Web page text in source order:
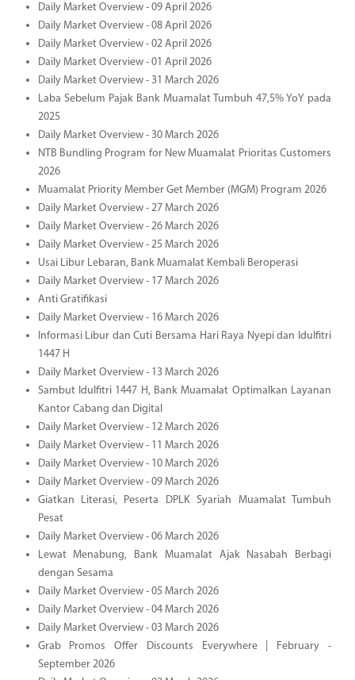
Daily Market Overview - 09 April 2026
Daily Market Overview - 08 April 2026
Daily Market Overview - 02 April 2026
Daily Market Overview - 01 April 2026
Daily Market Overview - 31 March 2026
Laba Sebelum Pajak Bank Muamalat Tumbuh 47,5% YoY pada
2025
Daily Market Overview - 30 March 2026
NTB Bundling Program for New Muamalat Prioritas Customers
2026
Muamalat Priority Member Get Member (MGM) Program 2026
Daily Market Overview - 27 March 2026
Daily Market Overview - 26 March 2026
Daily Market Overview - 25 March 2026
Usai Libur Lebaran, Bank Muamalat Kembali Beroperasi
Daily Market Overview - 17 March 2026
Anti Gratifikasi
Daily Market Overview - 16 March 2026
Informasi Libur dan Cuti Bersama Hari Raya Nyepi dan Idulfitri
1447 H
Daily Market Overview - 13 March 2026
Sambut Idulfitri 1447 H, Bank Muamalat Optimalkan Layanan
Kantor Cabang dan Digital
Daily Market Overview - 12 March 2026
Daily Market Overview - 11 March 2026
Daily Market Overview - 10 March 2026
Daily Market Overview - 09 March 2026
Giatkan Literasi, Peserta DPLK Syariah Muamalat Tumbuh
Pesat
Daily Market Overview - 06 March 2026
Lewat Menabung, Bank Muamalat Ajak Nasabah Berbagi
dengan Sesama
Daily Market Overview - 05 March 2026
Daily Market Overview - 04 March 2026
Daily Market Overview - 03 March 2026
Grab Promos Offer Discounts Everywhere | February -
September 2026